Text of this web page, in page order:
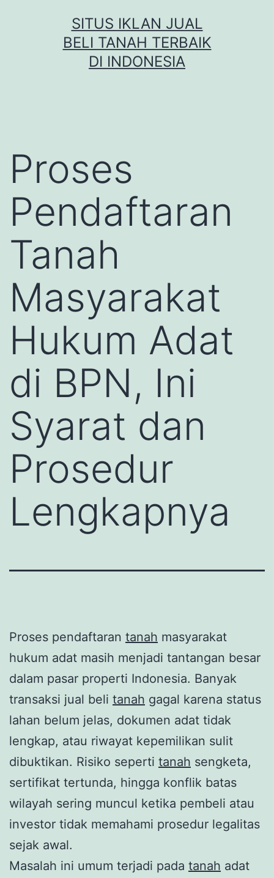
SITUS IKLAN JUAL
BELI TANAH TERBAIK
DI INDONESIA
Proses
Pendaftaran
Tanah
Masyarakat
Hukum Adat
di BPN, Ini
Syarat dan
Prosedur
Lengkapnya
Proses pendaftaran tanah masyarakat
hukum adat masih menjadi tantangan besar
dalam pasar properti Indonesia. Banyak
transaksi jual beli tanah gagal karena status
lahan belum jelas, dokumen adat tidak
lengkap, atau riwayat kepemilikan sulit
dibuktikan. Risiko seperti tanah sengketa,
sertifikat tertunda, hingga konflik batas
wilayah sering muncul ketika pembeli atau
investor tidak memahami prosedur legalitas
sejak awal.
Masalah ini umum terjadi pada tanah adat